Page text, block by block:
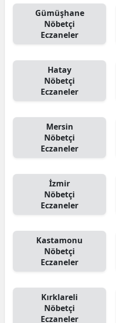
Gümüşhane
Nöbetçi
Eczaneler
Hatay
Nöbetçi
Eczaneler
Mersin
Nöbetçi
Eczaneler
İzmir
Nöbetçi
Eczaneler
Kastamonu
Nöbetçi
Eczaneler
Kırklareli
Nöbetçi
Eczaneler